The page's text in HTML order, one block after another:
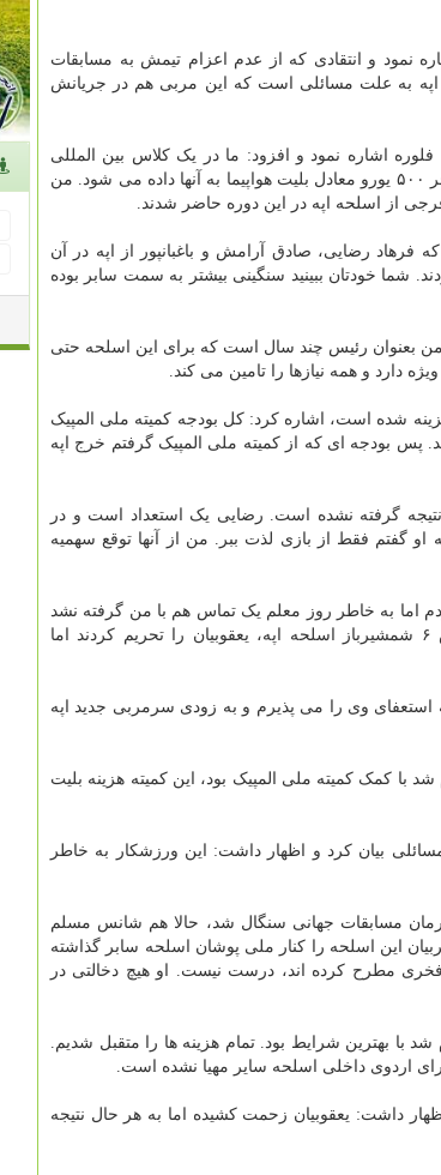
نمود و انتقادی که از عدم اعزام تیمش به مسابقات
اپه به علت مسائلی است که این مربی هم در جریانش
اشاره نمود و افزود: ما در یک کلاس بین المللی
داریم که در دنیا بی نظیر است. سه ماه مربیان خودرا در آن کلاس شرکت دادیم و در آخر ۵۰۰ یورو معادل بلیت هواپیما به آنها داده می شود. من
مدت ۱۱ تا ۱۸ روزه ای نیز انجام شد که فرهاد رضایی، صادق آرامش و باغبانپور از اپه در آن
شما خودتان ببینید سنگینی بیشتر به سمت سابر بوده
بعنوان رئیس چند سال است که برای این اسلحه حتی
دارد و همه نیازها را تامین می کند.
هزینه شده است، اشاره کرد: کل بودجه کمیته ملی المپیک
شد. پس بودجه ای که از کمیته ملی المپیک گرفتم خرج اپه
گرفته نشده است. رضایی یک استعداد است و در
گفتم فقط از بازی لذت ببر. من از آنها توقع سهمیه
اما به خاطر روز معلم یک تماس هم با من گرفته نشد
و بجای آن اینطور صحبت ها را مطرح می کنند، اظهار داشت: همین چند وقت پیش ۶ شمشیرباز اسلحه اپه، یعقوبیان را تحریم کردند اما
وی را می پذیرم و به زودی سرمربی جدید اپه
کمک کمیته ملی المپیک بود، این کمیته هزینه بلیت
بیان کرد و اظهار داشت: این ورزشکار به خاطر
مسابقات جهانی سنگال شد، حالا هم شانس مسلم
این اسلحه را کنار ملی پوشان اسلحه سابر گذاشته
مطرح کرده اند، درست نیست. او هیچ دخالتی در
بهترین شرایط بود. تمام هزینه ها را متقبل شدیم.
اردوی داخلی اسلحه سایر مهیا نشده است.
داشت: یعقوبیان زحمت کشیده اما به هر حال نتیجه